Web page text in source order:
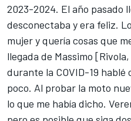
2023-2024. El año pasado
desconectaba y era feliz.
mujer y quería cosas que
llegada de Massimo
durante la COVID-19 hablé
poco. Al probar la moto
lo que me había dicho.